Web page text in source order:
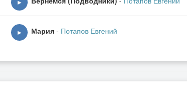
▶
▶ Мария - Потапов Евгений